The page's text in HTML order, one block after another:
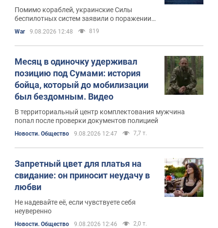
Помимо кораблей, украинские Силы
беспилотных систем заявили о поражении
пяти российских средств
противовоздушной обороны на территории
РФ
War 9.08.2026 12:48 819
Месяц в одиночку удерживал
позицию под Сумами: история
бойца, который до мобилизации
был бездомным. Видео
В территориальный центр комплектования мужчина
попал после проверки документов полицией
Новости. Общество 9.08.2026 12:47 7,7 т.
Запретный цвет для платья на
свидание: он приносит неудачу в
любви
Не надевайте её, если чувствуете себя
неуверенно
Новости. Общество 9.08.2026 12:46 2,0 т.